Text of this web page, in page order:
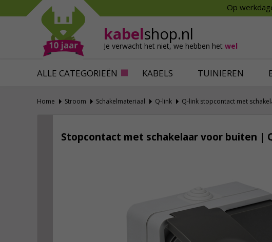
Op
kabelshop.nl
Je verwacht het niet, we hebben het wel
ALLE CATEGORIEËN KABELS TUINIEREN
Mollen verjagen
Slakken bestrijden
Katten verjagen
Alles tegen ongedierte
Verfbenodigdheden
Behangbenodigdheden
Ventilatie
Home Stroom Schakelmateriaal Q-link Q-link stopcontact met
Stopcontact met schakelaar voor buiten |